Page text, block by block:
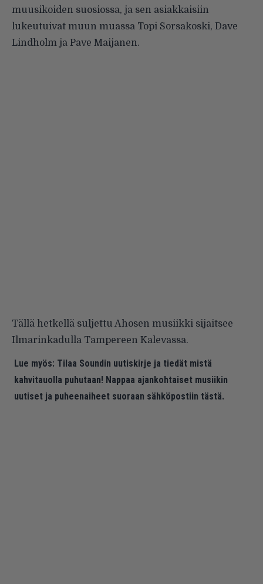
muusikoiden suosiossa, ja sen asiakkaisiin
lukeutuivat muun muassa Topi Sorsakoski, Dave
Lindholm ja Pave Maijanen.
Tällä hetkellä suljettu Ahosen musiikki sijaitsee
Ilmarinkadulla Tampereen Kalevassa.
Lue myös: Tilaa Soundin uutiskirje ja tiedät mistä
kahvitauolla puhutaan! Nappaa ajankohtaiset musiikin
uutiset ja puheenaiheet suoraan sähköpostiin tästä.